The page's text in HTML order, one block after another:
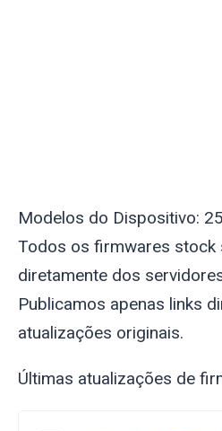
Modelos do Dispositivo:
Todos os firmwares stock
diretamente dos
Publicamos apenas links
atualizações originais.
Últimas atualizações de